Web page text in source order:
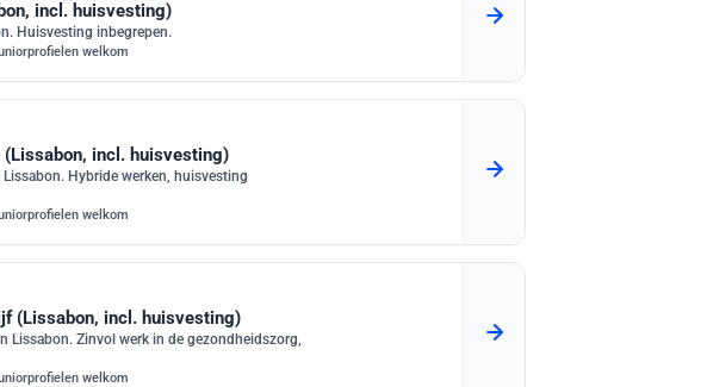
incl. huisvesting)
Huisvesting inbegrepen.
welkom
incl. huisvesting)
Hybride werken, huisvesting
welkom
(Lissabon, incl. huisvesting)
Lissabon. Zinvol werk in de gezondheidszorg,
welkom